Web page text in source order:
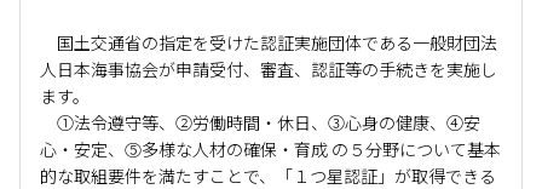
国土交通省の指定を受けた認証実施団体である一般財団法
人日本海事協会が申請受付、審査、認証等の手続きを実施し
ます。
①法令遵守等、②労働時間・休日、③心身の健康、④安
心・安定、⑤多様な人材の確保・育成 の５分野について基本
的な取組要件を満たすことで、「１つ星認証」が取得できる